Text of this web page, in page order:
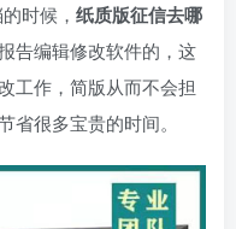
时候， 纸质版征信去哪
告编辑修改软件的，这
工作，简版从而不会担
很多宝贵的时间。